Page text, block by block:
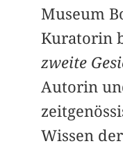
Museum
Kuratorin
zweite
Autorin
Wissen